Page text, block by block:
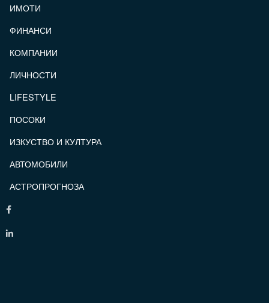
ИМОТИ
ФИНАНСИ
КОМПАНИИ
ЛИЧНОСТИ
LIFESTYLE
ПОСОКИ
ИЗКУСТВО И КУЛТУРА
АВТОМОБИЛИ
АСТРОПРОГНОЗА